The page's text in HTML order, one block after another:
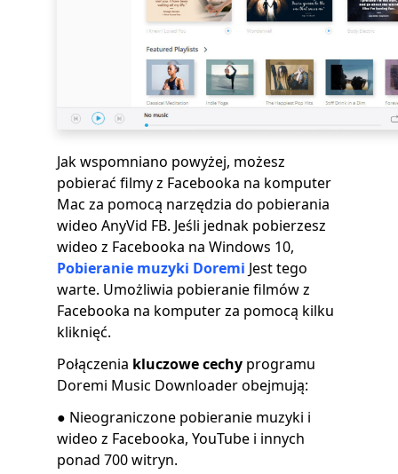
Jak wspomniano powyżej, możesz
pobierać filmy z Facebooka na komputer
Mac za pomocą narzędzia do pobierania
wideo AnyVid FB. Jeśli jednak pobierzesz
wideo z Facebooka na Windows 10,
Pobieranie muzyki Doremi Jest tego
warte. Umożliwia pobieranie filmów z
Facebooka na komputer za pomocą kilku
kliknięć.
Połączenia kluczowe cechy programu
Doremi Music Downloader obejmują:
● Nieograniczone pobieranie muzyki i
wideo z Facebooka, YouTube i innych
ponad 700 witryn.